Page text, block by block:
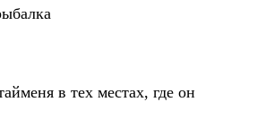
в тех местах, где он